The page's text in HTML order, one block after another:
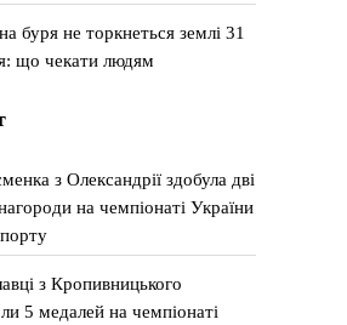
буря не торкнеться землі 31
що чекати людям
з Олександрії здобула дві
на чемпіонаті України
з Кропивницького
5 медалей на чемпіонаті